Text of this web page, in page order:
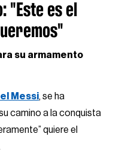
"Este es el
su armamento
Messi, se ha
camino a la conquista
quiere el